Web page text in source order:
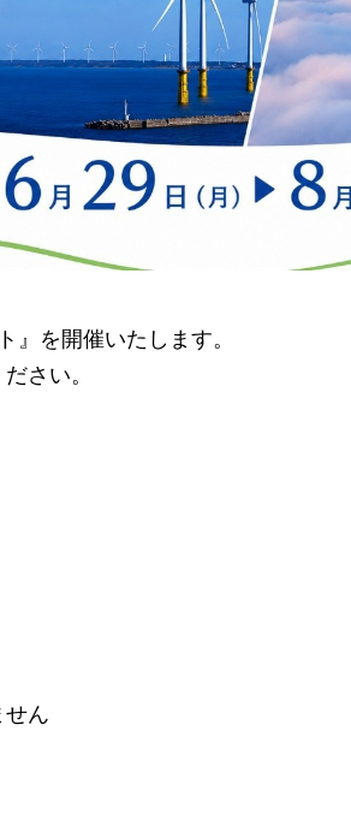
を開催いたします。
さい。
ん